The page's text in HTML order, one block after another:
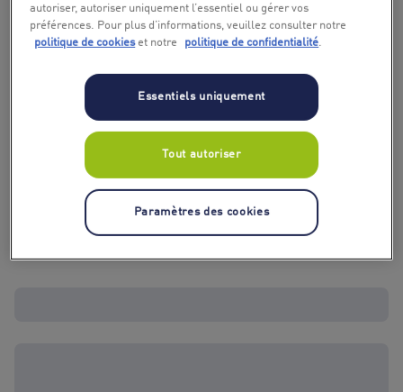
autoriser, autoriser uniquement l’essentiel ou gérer vos
préférences. Pour plus d’informations, veuillez consulter notre
politique de cookieset notre politique de confidentialité
Essentiels uniquement
Tout autoriser
Paramètres des cookies